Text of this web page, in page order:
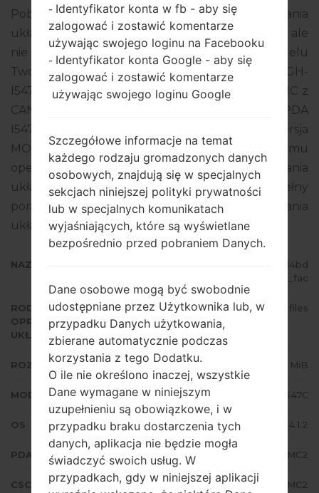
Pobierz najnowszą aktualizację oprogramowania
układowego dla Samsung Galaxy Rugby LTE, ale
nie zapomnij sprawdzić, czy numer modelu
Twojego smartfona odpowiada wskazanemu SGH-
I547C. Kod oprogramowania układowego to VMC z
CANADA. Produkt jest dostarczany z wersją PDA
I547CVLUAMC2, wersja CSC I547COYAAMC2, wersja
MODEM I547CVLAMC2. Wersja systemu
operacyjnego danego oprogramowania
układowego to Android Jelly Bean 4.1.2. Pełny
poradnik na temat flashowania oprogramowania
układowego na urządzeniach Samsungtutaj
NAZWA PLIKU
SGH-I547C_1_20151022134727_14bd
kkbpmn_fac
RODZAJ
OPROGRAMOWANIA
UKŁADOWEGO
4 files
ROZMIAR PLIKU 720.38 MiB
MODEL Samsung SGH-I547C
OS Android Jelly Bean 4.1.2
PDA/AP WERSJA I547CVLUAMC2
CSC WERSJA I547COYAAMC2
- Identyfikator konta w fb - aby się
zalogować i zostawić komentarze
używając swojego loginu na Facebooku
- Identyfikator konta Google - aby się
zalogować i zostawić komentarze
używając swojego loginu Google
Szczegółowe informacje na temat
każdego rodzaju gromadzonych danych
osobowych, znajdują się w specjalnych
sekcjach niniejszej polityki prywatności
lub w specjalnych komunikatach
wyjaśniających, które są wyświetlane
bezpośrednio przed pobraniem Danych.
Dane osobowe mogą być swobodnie
udostępniane przez Użytkownika lub, w
przypadku Danych użytkowania,
zbierane automatycznie podczas
korzystania z tego Dodatku.
O ile nie określono inaczej, wszystkie
Dane wymagane w niniejszym
uzupełnieniu są obowiązkowe, i w
przypadku braku dostarczenia tych
danych, aplikacja nie będzie mogła
świadczyć swoich usług. W
przypadkach, gdy w niniejszej aplikacji